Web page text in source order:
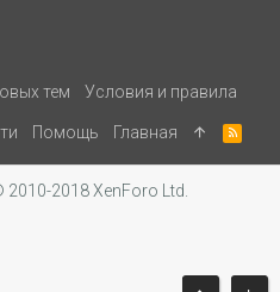
тем Условия и правила
Помощь Главная
R
S
2010-2018 XenForo Ltd.